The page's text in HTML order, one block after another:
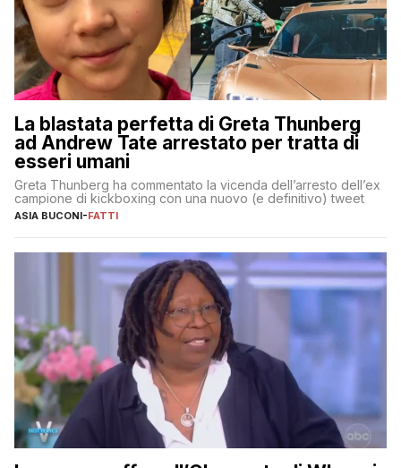
La blastata perfetta di Greta Thunberg
ad Andrew Tate arrestato per tratta di
esseri umani
Greta Thunberg ha commentato la vicenda dell’arresto dell’ex
campione di kickboxing con una nuovo (e definitivo) tweet
ASIA BUCONI-FATTI